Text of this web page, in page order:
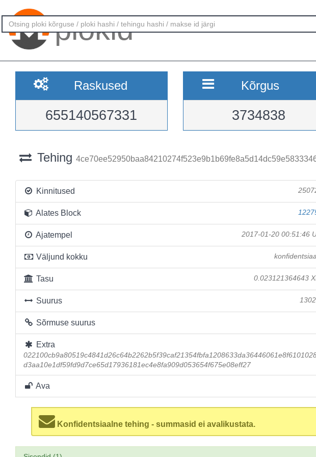
plokid
Raskused
655140567331
Kõrgus
3734838
Tehing
Kinnitused
Alates Block
Ajatempel 2017-01-20 00:51:46
Väljund kokku
Tasu 0.023121364643
Suurus
Sõrmuse suurus
Extra
d3aa10e1df59fd9d7ce65d17936181ec4e8fa909d053654f675e08eff27
Ava
Konfidentsiaalne tehing - summasid ei avalikustata.